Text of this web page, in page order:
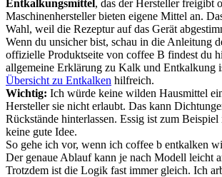
Entkalkungsmittel, das der Hersteller freigibt
Maschinenhersteller bieten eigene Mittel an.
Wahl, weil die Rezeptur auf das Gerät
Wenn du unsicher bist, schau in die Anleitung
offizielle Produktseite von coffee B findest du
allgemeine Erklärung zu Kalk und Entkalkung
Übersicht zu Entkalken hilfreich.
Wichtig: Ich würde keine wilden Hausmittel
Hersteller sie nicht erlaubt. Das kann
Rückstände hinterlassen. Essig ist zum
keine gute Idee.
So gehe ich vor, wenn ich coffee b entkalken
Der genaue Ablauf kann je nach Modell leicht
Trotzdem ist die Logik fast immer gleich. Ich